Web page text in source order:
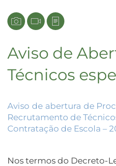
Aviso de
Técnicos
Aviso de abertura de
Recrutamento de
Contratação de Escola –
Nos termos do Decreto-